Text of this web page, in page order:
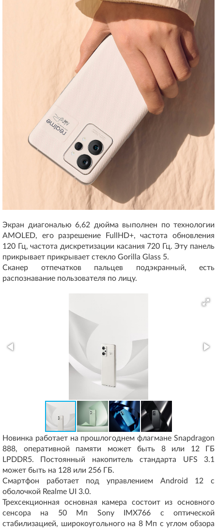
Экран диагональю 6,62 дюйма выполнен по технологии
AMOLED, его разрешение FullHD+, частота обновления
120 Гц, частота дискретизации касания 720 Гц. Эту панель
прикрывает прикрывает стекло Gorilla Glass 5.
Сканер отпечатков пальцев подэкранный, есть
распознавание пользователя по лицу.
Новинка работает на прошлогоднем флагмане Snapdragon
888, оперативной памяти может быть 8 или 12 ГБ
LPDDR5. Постоянный накопитель стандарта UFS 3.1
может быть на 128 или 256 ГБ.
Смартфон работает под управлением Android 12 с
оболочкой Realme UI 3.0.
Трехсекционная основная камера состоит из основного
сенсора на 50 Мп Sony IMX766 с оптической
стабилизацией, широкоугольного на 8 Мп с углом обзора